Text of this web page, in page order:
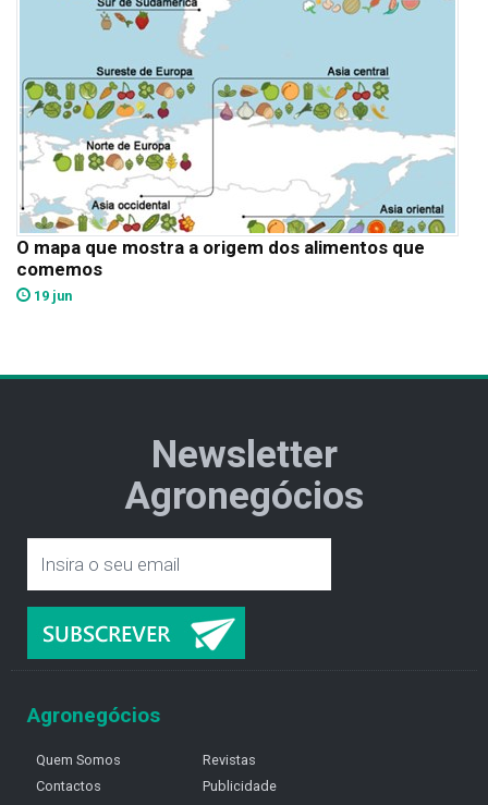
O mapa que mostra a origem dos alimentos que
comemos
19 jun
Newsletter
Agronegócios
Agronegócios
Quem Somos
Contactos
Revistas
Publicidade